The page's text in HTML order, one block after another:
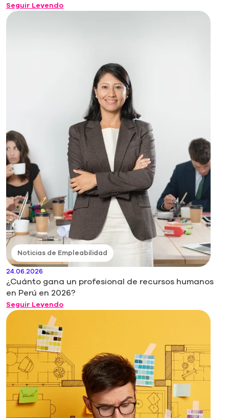
Seguir Leyendo
Noticias de Empleabilidad
24.06.2026
¿Cuánto gana un profesional de recursos humanos
en Perú en 2026?
Seguir Leyendo